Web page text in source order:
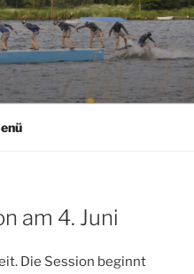
am 4. Juni
Die Session beginnt